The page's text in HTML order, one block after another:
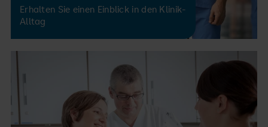
Erhalten Sie einen Einblick in den Klinik-
Alltag